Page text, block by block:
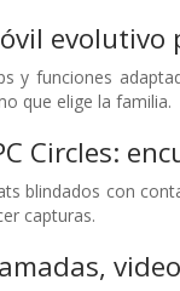
evolutivo
y funciones
que elige la familia.
Circles:
blindados con
capturas.